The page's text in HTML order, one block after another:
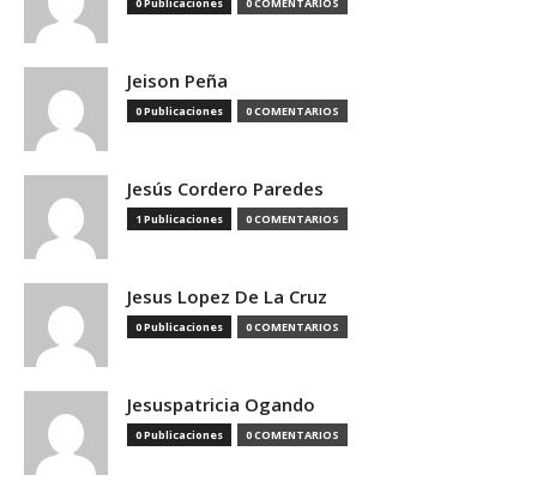
0 Publicaciones 0 COMENTARIOS
Jeison Peña
0 Publicaciones 0 COMENTARIOS
Jesús Cordero Paredes
1 Publicaciones 0 COMENTARIOS
Jesus Lopez De La Cruz
0 Publicaciones 0 COMENTARIOS
Jesuspatricia Ogando
0 Publicaciones 0 COMENTARIOS